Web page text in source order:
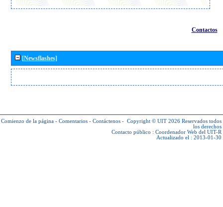
Contactos
[Newsflashes]
Comienzo de la página - Comentarios - Contáctenos - Copyright © UIT 2026 Reservados todos
los derechos
Contacto público : Coordenador Web del UIT-R
Actualizado el : 2013-01-30